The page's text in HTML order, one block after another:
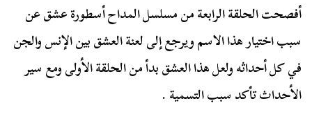
أفصحت الحلقة الرابعة من مسلسل المداح أسطورة عشق عن
سبب اختيار هذا الاسم ويرجع إلى لعنة العشق بين الإنس والجن
في كل أحداثه ولعل هذا العشق بدأ من الحلقة الأولى ومع سير
الأحداث تأكد سبب التسمية .